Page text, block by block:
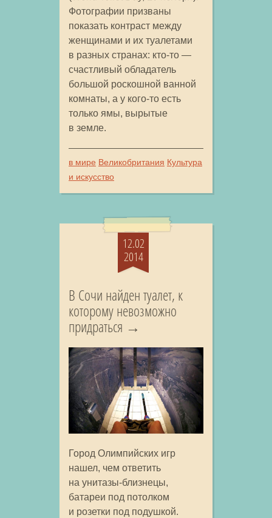
Фотографии призваны
показать контраст между
женщинами и их туалетами
в разных странах: кто-то —
счастливый обладатель
большой роскошной ванной
комнаты, а у кого-то есть
только ямы, вырытые
в земле.
в мире Великобритания Культура
и искусство
12.02
2014
В Сочи найден туалет, к
которому невозможно
придраться
Город Олимпийских игр
нашел, чем ответить
на унитазы-близнецы,
батареи под потолком
и розетки под подушкой.